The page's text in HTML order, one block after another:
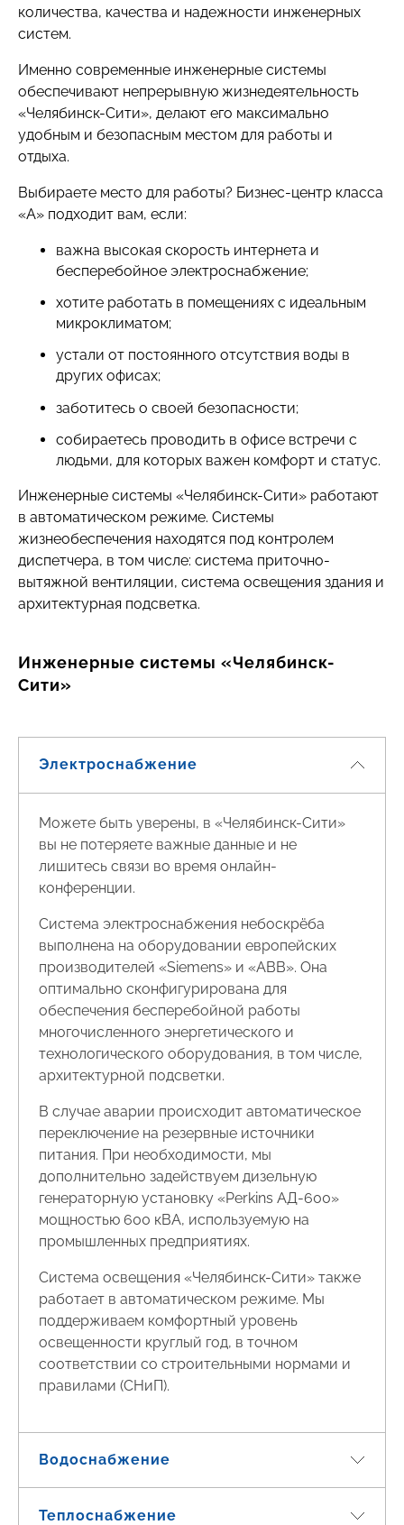
количества, качества и надежности инженерных
систем.
Именно современные инженерные системы
обеспечивают непрерывную жизнедеятельность
«Челябинск-Сити», делают его максимально
удобным и безопасным местом для работы и
отдыха.
Выбираете место для работы? Бизнес-центр класса
«А» подходит вам, если:
важна высокая скорость интернета и
бесперебойное электроснабжение;
хотите работать в помещениях с идеальным
микроклиматом;
устали от постоянного отсутствия воды в
других офисах;
заботитесь о своей безопасности;
собираетесь проводить в офисе встречи с
людьми, для которых важен комфорт и статус.
Инженерные системы «Челябинск-Сити» работают
в автоматическом режиме. Системы
жизнеобеспечения находятся под контролем
диспетчера, в том числе: система приточно-
вытяжной вентиляции, система освещения здания и
архитектурная подсветка.
Инженерные системы «Челябинск-
Сити»
Электроснабжение
Можете быть уверены, в «Челябинск-Сити»
вы не потеряете важные данные и не
лишитесь связи во время онлайн-
конференции.
Система электроснабжения небоскрёба
выполнена на оборудовании европейских
производителей «Siemens» и «ABB». Она
оптимально сконфигурирована для
обеспечения бесперебойной работы
многочисленного энергетического и
технологического оборудования, в том числе,
архитектурной подсветки.
В случае аварии происходит автоматическое
переключение на резервные источники
питания. При необходимости, мы
дополнительно задействуем дизельную
генераторную установку «Perkins АД-600»
мощностью 600 кВА, используемую на
промышленных предприятиях.
Система освещения «Челябинск-Сити» также
работает в автоматическом режиме. Мы
поддерживаем комфортный уровень
освещенности круглый год, в точном
соответствии со строительными нормами и
правилами (СНиП).
Водоснабжение
На всех этажах «Челябинск-Сити» одинаково
Теплоснабжение